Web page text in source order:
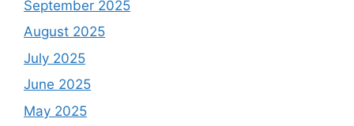
September 2025
August 2025
July 2025
June 2025
May 2025